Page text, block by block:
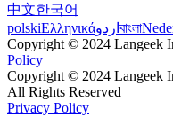
中文한국어
polskiΕλληνικάاردو বাংলা
Copyright © 2024 Langeek
Policy
Copyright © 2024 Langeek
All Rights Reserved
Privacy Policy